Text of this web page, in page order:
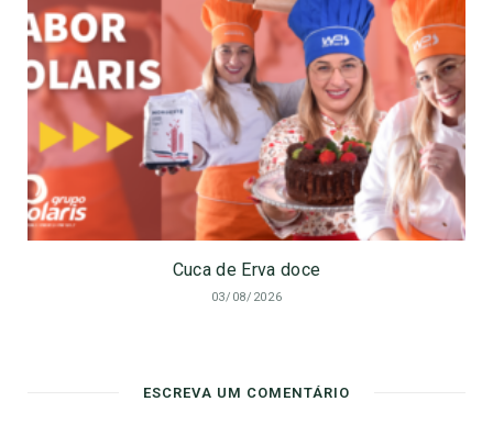
Cuca de Erva doce
03/08/2026
ESCREVA UM COMENTÁRIO